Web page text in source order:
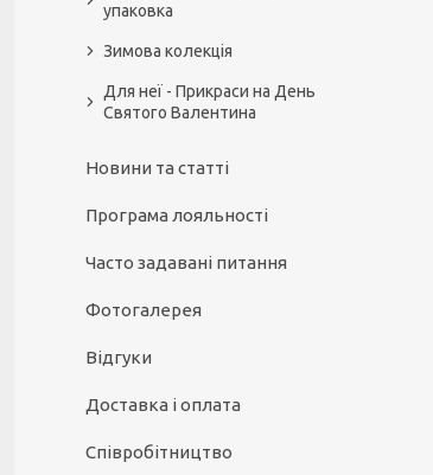
упаковка
Зимова колекція
Для неї - Прикраси на День
Святого Валентина
Новини та статті
Програма лояльності
Часто задавані питання
Фотогалерея
Відгуки
Доставка і оплата
Співробітництво